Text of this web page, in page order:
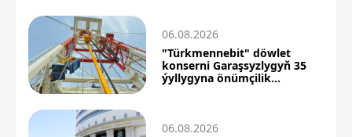
06.08.2026
"Türkmennebit" döwlet
konserni Garaşsyzlygyň 35
ýyllygyna önümçilik
06.08.2026